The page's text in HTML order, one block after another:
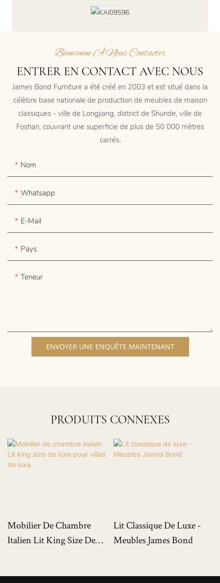
Bienvenue À Nous Contacter
ENTRER EN CONTACT AVEC NOUS
James Bond Furniture a été créé en 2003 et est situé dans la
célèbre base nationale de production de meubles de maison
classiques - ville de Longjiang, district de Shunde, ville de
Foshan, couvrant une superficie de plus de 50 000 mètres
carrés.
Nom
Whatsapp
E-Mail
Pays
Teneur
ENVOYER UNE ENQUÊTE MAINTENANT
PRODUITS CONNEXES
Mobilier De Chambre
Italien Lit King Size De
Lit Classique De Luxe -
Meubles James Bond